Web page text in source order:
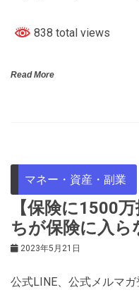
838 total views
Read More
マネー・資産・副業
【保険に1500
ちが保険に入ら
2023年5月21日
公式LINE、公式メルマ